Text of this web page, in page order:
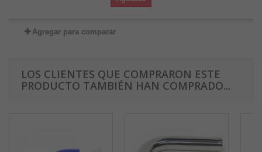
Agregar para comparar
LOS CLIENTES QUE COMPRARON ESTE
PRODUCTO TAMBIÉN HAN COMPRADO...